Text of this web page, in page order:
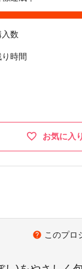
入数
時間
お気に入
help このプロ